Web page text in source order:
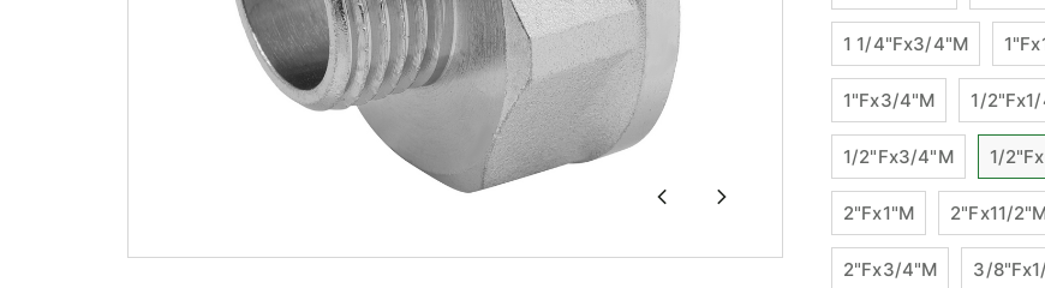
1 1/4"Fx3/4"М
1"Fx3/4"М 1/
1/2"Fx3/4"М 1/
2"Fx1"М 2"Fx11/
2"Fx3/4"М 3/